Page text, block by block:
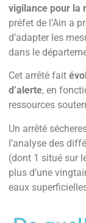
vigilance pour la
préfet de l’Ain a
d’adapter les
dans le
Cet arrêté fait
d’alerte, en
ressources
Un arrêté
l’analyse des
(dont 1 situé sur
plus d’une
eaux